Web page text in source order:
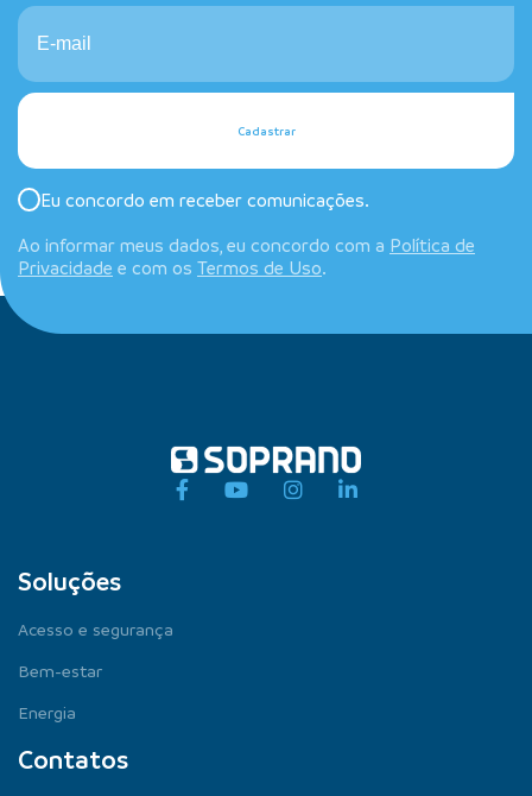
Cadastrar
Eu concordo em receber comunicações.
Ao informar meus dados, eu concordo com a Política de
Privacidade e com os Termos de Uso.
Soluções
Acesso e segurança
Bem-estar
Energia
Contatos